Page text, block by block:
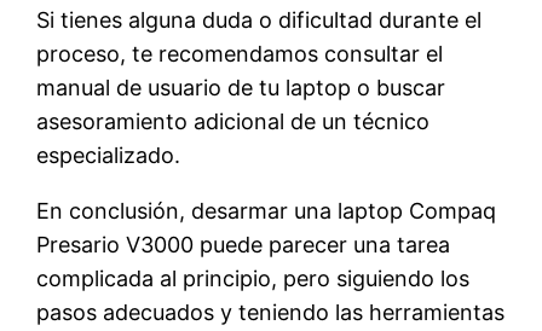
Si tienes alguna duda o dificultad durante el
proceso, te recomendamos consultar el
manual de usuario de tu laptop o buscar
asesoramiento adicional de un técnico
especializado.
En conclusión, desarmar una laptop Compaq
Presario V3000 puede parecer una tarea
complicada al principio, pero siguiendo los
pasos adecuados y teniendo las herramientas